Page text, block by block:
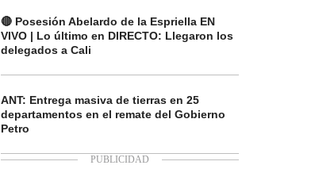
🔴 Posesión Abelardo de la Espriella EN
VIVO | Lo último en DIRECTO: Llegaron los
delegados a Cali
ANT: Entrega masiva de tierras en 25
departamentos en el remate del Gobierno
Petro